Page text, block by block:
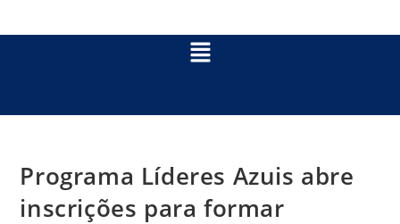
Programa Líderes Azuis abre
inscrições para formar